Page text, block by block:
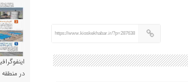
https://www.kioskekhabar.ir/?p=287638
در منطقه